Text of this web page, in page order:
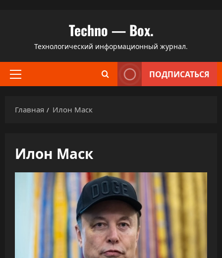
содержимому
Techno — Box.
Технологический информационный журнал.
Основное
ПОДПИСАТЬСЯ
Главная Илон Маск
Илон Маск